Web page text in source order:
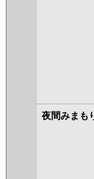
夜間みまも